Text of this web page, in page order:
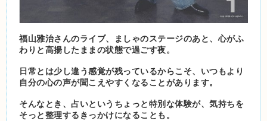
福山雅治さんのライブ、ましゃのステージのあと、心がふ
わりと高揚したままの状態で過ごす夜。
日常とは少し違う感覚が残っているからこそ、いつもより
自分の心の声が聞こえやすくなることがあります。
そんなとき、占いというちょっと特別な体験が、気持ちを
そっと整理するきっかけになることも。